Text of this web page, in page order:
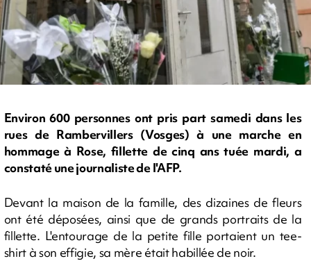
Environ 600 personnes ont pris part samedi dans les
rues de Rambervillers (Vosges) à une marche en
hommage à Rose, fillette de cinq ans tuée mardi, a
constaté une journaliste de l'AFP.
Devant la maison de la famille, des dizaines de fleurs
ont été déposées, ainsi que de grands portraits de la
fillette. L'entourage de la petite fille portaient un tee-
shirt à son effigie, sa mère était habillée de noir.